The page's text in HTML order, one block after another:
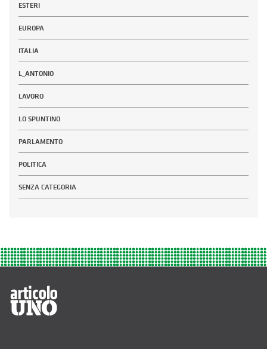
ESTERI
EUROPA
ITALIA
L_ANTONIO
LAVORO
LO SPUNTINO
PARLAMENTO
POLITICA
SENZA CATEGORIA